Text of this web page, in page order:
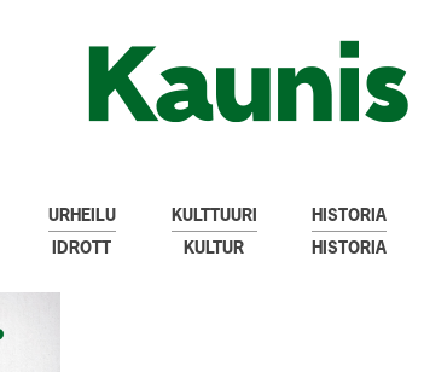
URHEILU
IDROTT
KULTTUURI
KULTUR
HISTORIA
HISTORIA